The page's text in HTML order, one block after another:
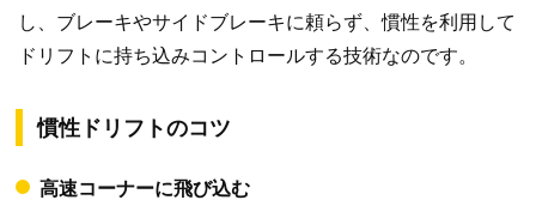
し、ブレーキやサイドブレーキに頼らず、慣性を利用して
ドリフトに持ち込みコントロールする技術なのです。
慣性ドリフトのコツ
高速コーナーに飛び込む